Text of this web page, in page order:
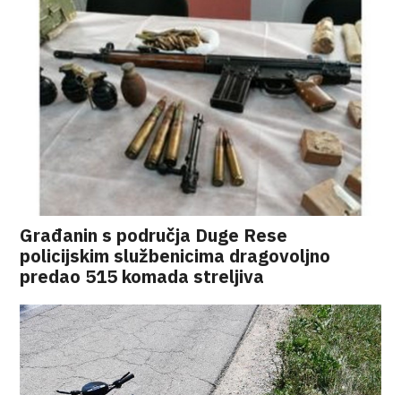
Građanin s područja Duge Rese
policijskim službenicima dragovoljno
predao 515 komada streljiva